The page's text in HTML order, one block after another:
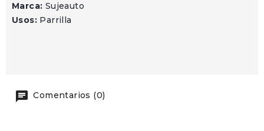
Marca: Sujeauto
Usos: Parrilla
Comentarios (0)